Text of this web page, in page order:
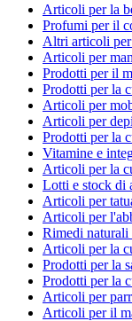
Articoli per la
Profumi per il
Altri articoli per
Articoli per
Prodotti per il
Prodotti per la
Articoli per
Articoli per
Prodotti per la
Vitamine e
Articoli per la
Lotti e stock di
Articoli per
Articoli per
Rimedi naturali
Articoli per la
Prodotti per la
Prodotti per la
Articoli per
Articoli per il